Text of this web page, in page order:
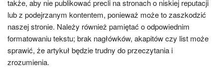
także, aby nie publikować precli na stronach o niskiej reputacji
lub z podejrzanym kontentem, ponieważ może to zaszkodzić
naszej stronie. Należy również pamiętać o odpowiednim
formatowaniu tekstu; brak nagłówków, akapitów czy list może
sprawić, że artykuł będzie trudny do przeczytania i
zrozumienia.